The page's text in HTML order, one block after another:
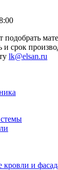
подобрать
и срок
lk@elsan.ru
и